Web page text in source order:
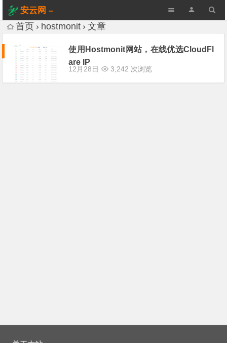
安云网 –
AnYun.ORG
首页 hostmonit 文章
使用Hostmonit网站，在线优选CloudFl
are IP
12月28日 3,242 次浏览